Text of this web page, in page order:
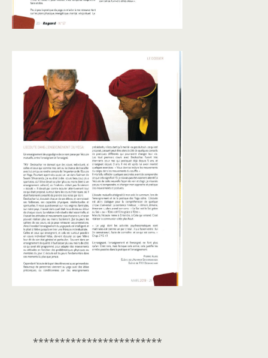
************************